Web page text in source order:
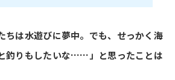
ちは水遊びに夢中。でも、せっかく海
釣りもしたいな……」と思ったことは